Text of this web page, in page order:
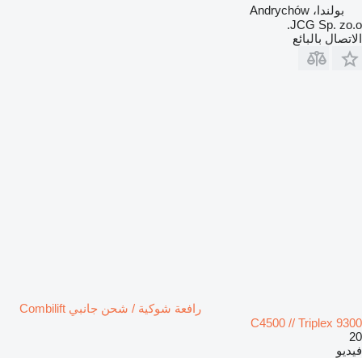
بولندا، Andrychów
JCG Sp. zo.o.
الاتصال بالبائع
رافعة شوكية / شحن جانبي Combilift
C4500 // Triplex 9300
20
فيديو